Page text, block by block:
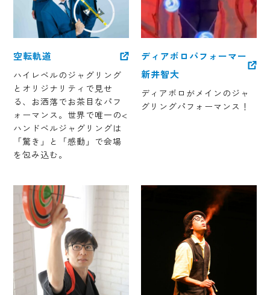
空転軌道
ハイレベルのジャグリング
とオリジナリティで見せ
る、お洒落でお茶目なパフ
ォーマンス。世界で唯一の<
ハンドベルジャグリングは
「驚き」と「感動」で会場
を包み込む。
ディアボロパフォーマー
新井智大
ディアボロがメインのジャ
グリングパフォーマンス！